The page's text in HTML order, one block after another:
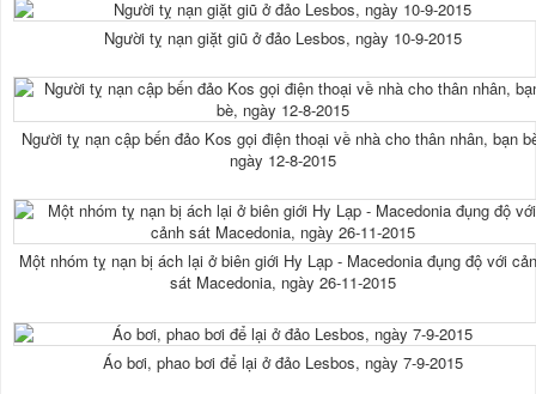
Người tỵ nạn giặt giũ ở đảo Lesbos, ngày 10-9-2015
Người tỵ nạn cập bến đảo Kos gọi điện thoại về nhà cho thân nhân, bạn
ngày 12-8-2015
Một nhóm tỵ nạn bị ách lại ở biên giới Hy Lạp - Macedonia đụng độ với
sát Macedonia, ngày 26-11-2015
Áo bơi, phao bơi để lại ở đảo Lesbos, ngày 7-9-2015